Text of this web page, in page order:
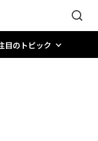
目のトピック